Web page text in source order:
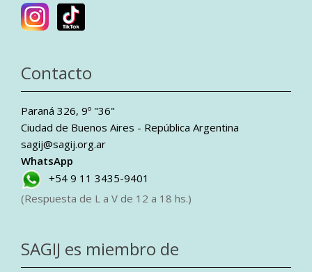
Contacto
Paraná 326, 9º "36"
Ciudad de Buenos Aires - República Argentina
sagij@sagij.org.ar
WhatsApp
+54 9 11 3435-9401
(Respuesta de L a V de 12 a 18 hs.)
SAGIJ es miembro de